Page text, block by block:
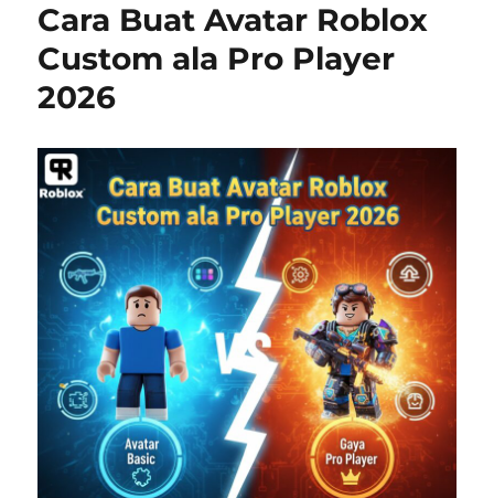
Cara Buat Avatar Roblox
Custom ala Pro Player
2026